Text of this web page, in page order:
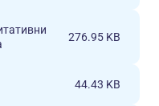
276.95 KB
44.43 KB